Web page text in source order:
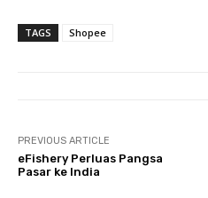
TAGS Shopee
PREVIOUS ARTICLE
eFishery Perluas Pangsa
Pasar ke India